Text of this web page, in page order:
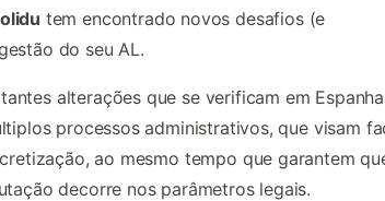
tem encontrado novos desafios (e
do seu AL.
alterações que se verificam em
processos administrativos, que visam
ao mesmo tempo que garantem
decorre nos parâmetros legais.